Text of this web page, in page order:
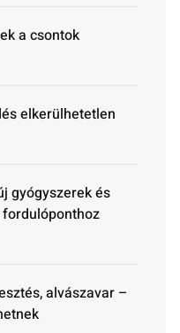
a csontok
elkerülhetetlen
gyógyszerek és
alvászavar –